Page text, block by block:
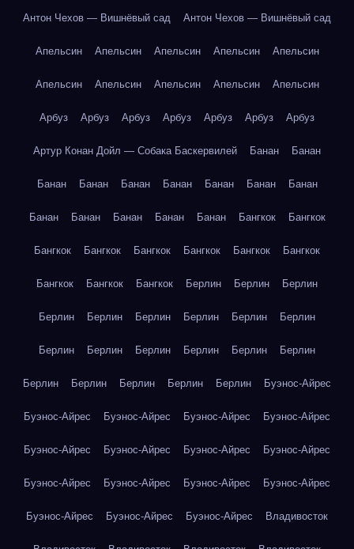
Антон Чехов — Вишнёвый сад Антон Чехов — Вишнёвый сад
Апельсин Апельсин Апельсин Апельсин Апельсин
Апельсин Апельсин Апельсин Апельсин Апельсин
Арбуз Арбуз Арбуз Арбуз Арбуз Арбуз Арбуз
Артур Конан Дойл — Собака Баскервилей Банан Банан
Банан Банан Банан Банан Банан Банан Банан
Банан Банан Банан Банан Банан Бангкок Бангкок
Бангкок Бангкок Бангкок Бангкок Бангкок Бангкок
Бангкок Бангкок Бангкок Берлин Берлин Берлин
Берлин Берлин Берлин Берлин Берлин Берлин
Берлин Берлин Берлин Берлин Берлин Берлин
Берлин Берлин Берлин Берлин Берлин Буэнос-Айрес
Буэнос-Айрес Буэнос-Айрес Буэнос-Айрес Буэнос-Айрес
Буэнос-Айрес Буэнос-Айрес Буэнос-Айрес Буэнос-Айрес
Буэнос-Айрес Буэнос-Айрес Буэнос-Айрес Буэнос-Айрес
Буэнос-Айрес Буэнос-Айрес Буэнос-Айрес Владивосток